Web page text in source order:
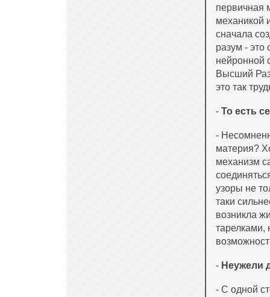
первичная
механикой
сначала
разум - это
нейронной
Высший
это так
- То есть
-
материя?
механизм
узоры не
таки
возникла
тарелками,
- Неужели
- С одной